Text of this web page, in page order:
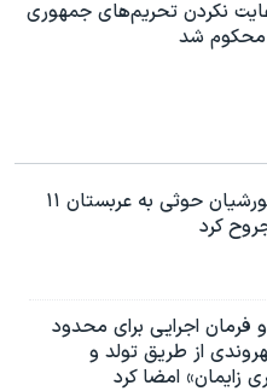
نکردن تحریم‌های جمهوری
حمله شورشیان حوثی به عربستان ۱۱
کرد
فرمان اجرایی برای محدود
از طریق تولد و
زایمان» امضا کرد